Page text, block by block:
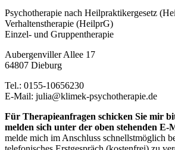
Psychotherapie nach Heilpraktikergesetz
Verhaltenstherapie (HeilprG)
Einzel- und Gruppentherapie
Aubergenviller Allee 17
64807 Dieburg
Tel.: 0155-10656230
E-Mail: julia@klimek-psychotherapie.de
Für Therapieanfragen schicken Sie mir
melden sich unter der oben stehenden E-
melde mich im Anschluss schnellstmöglich